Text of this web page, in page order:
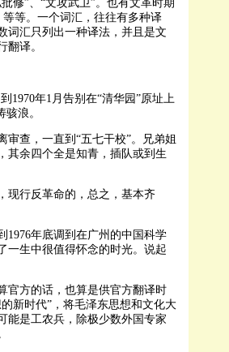
修”、“文攻武卫”。也有文革时期
等等。一个词汇，往往有多种译
词汇只列出一种译法，并且是文
翻译。
1970年1月告别在“清华园”原址上
浪。
审查，一直到“五七干校”。兄弟姐
其余四个全是知青，插队或到生
现行反革命的，总之，基本齐
1976年底调到在广州的中国科学
一生中很值得怀念的时光。说起
官方的话，也算是供官方翻译时
新时代”，将毛泽东思想和文化大
能是工农兵，除极少数外国专家